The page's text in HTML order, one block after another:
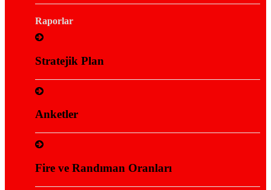
Raporlar
Stratejik Plan
Anketler
Fire ve Randıman Oranları